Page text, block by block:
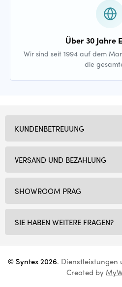
Über 30 Jahre
Wir sind seit 1994 auf dem
die
SHOWROOM PRAG
SIE HABEN WEITERE FRAGEN?
KUNDENBETREUUNG
VERSAND UND BEZAHLUNG
© Syntex 2026. Dienstleistungen
Created by